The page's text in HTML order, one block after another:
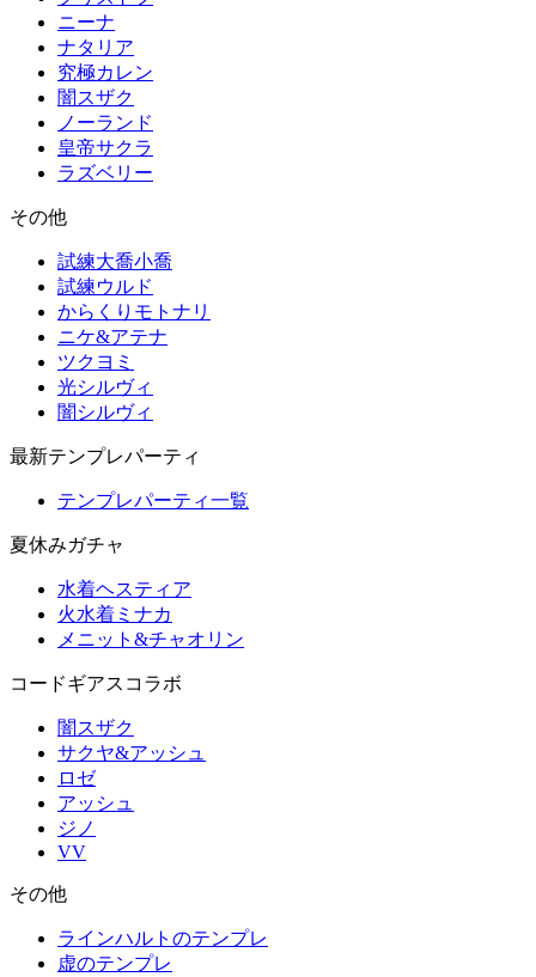
ニーナ
ナタリア
究極カレン
闇スザク
ノーランド
皇帝サクラ
ラズベリー
その他
試練大喬小喬
試練ウルド
からくりモトナリ
ニケ&アテナ
ツクヨミ
光シルヴィ
闇シルヴィ
最新テンプレパーティ
テンプレパーティ一覧
夏休みガチャ
水着ヘスティア
火水着ミナカ
メニット&チャオリン
コードギアスコラボ
闇スザク
サクヤ&アッシュ
ロゼ
アッシュ
ジノ
VV
その他
ラインハルトのテンプレ
虚のテンプレ